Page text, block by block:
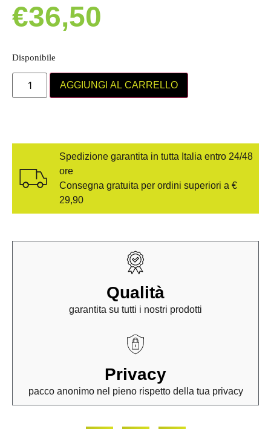
€36,50
Disponibile
AGGIUNGI AL CARRELLO
Spedizione garantita in tutta Italia entro 24/48
ore
Consegna gratuita per ordini superiori a €
29,90
Qualità
garantita su tutti i nostri prodotti
Privacy
pacco anonimo nel pieno rispetto della tua privacy